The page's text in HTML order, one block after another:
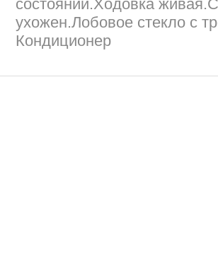
состоянии.Ходовка
ухожен.Лобовое стекло с
Кондиционер